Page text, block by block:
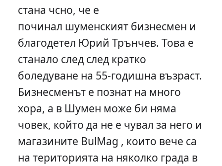
стана чсно, че е
починал шуменският бизнесмен и
благодетел Юрий Трънчев. Това е
станало след след кратко
боледуване на 55-годишна възраст.
Бизнесменът е познат на много
хора, а в Шумен може би няма
човек, който да не е чувал за него и
магазините BulMag , които вече са
на територията на няколко града в